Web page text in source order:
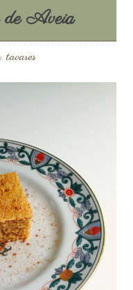
Aveia
tavares